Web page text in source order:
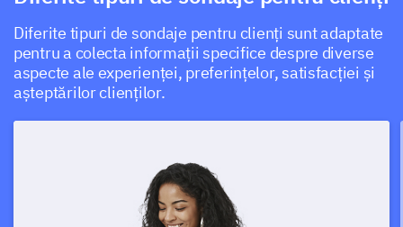
Diferite tipuri de sondaje pentru clienți sunt adaptate
pentru a colecta informații specifice despre diverse
aspecte ale experienței, preferințelor, satisfacției și
așteptărilor clienților.